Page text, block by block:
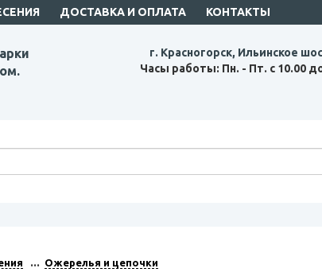
ДОСТАВКА И ОПЛАТА КОНТАКТЫ
г. Красногорск, Ильинское
Часы работы: Пн. - Пт. с 10.00
Ожерелья и цепочки